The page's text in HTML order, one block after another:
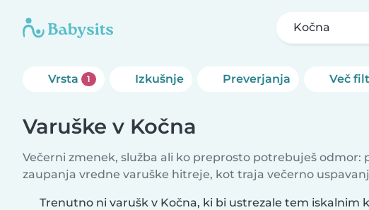
Kočna
Vrsta 1 Izkušnje Preverjanja Več
Varuške v Kočna
Večerni zmenek, služba ali ko preprosto potrebuješ odmor:
zaupanja vredne varuške hitreje, kot traja večerno
Trenutno ni varušk v Kočna, ki bi ustrezale tem iskalnim